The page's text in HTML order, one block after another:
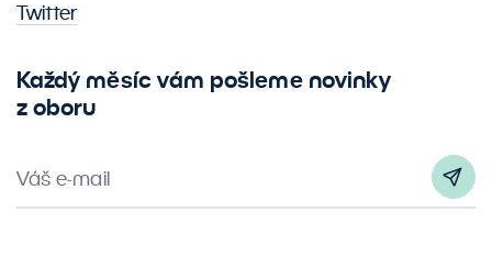
Twitter
Každý měsíc vám pošleme novinky
z oboru
Váš e-mail